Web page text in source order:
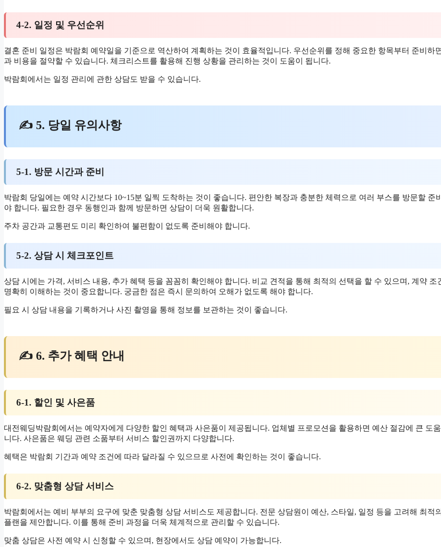
4-2. 일정 및 우선순위
결혼 준비 일정은 박람회 예약일을 기준으로 역산하여 계획하는 것이 효율적입니다. 우선순위를 정해 중요한 항목부터 준비하
과 비용을 절약할 수 있습니다. 체크리스트를 활용해 진행 상황을 관리하는 것이 도움이 됩니다.
박람회에서는 일정 관리에 관한 상담도 받을 수 있습니다.
✍ 5. 당일 유의사항
5-1. 방문 시간과 준비
박람회 당일에는 예약 시간보다 10~15분 일찍 도착하는 것이 좋습니다. 편안한 복장과 충분한 체력으로 여러 부스를 방문할 준
야 합니다. 필요한 경우 동행인과 함께 방문하면 상담이 더욱 원활합니다.
주차 공간과 교통편도 미리 확인하여 불편함이 없도록 준비해야 합니다.
5-2. 상담 시 체크포인트
상담 시에는 가격, 서비스 내용, 추가 혜택 등을 꼼꼼히 확인해야 합니다. 비교 견적을 통해 최적의 선택을 할 수 있으며, 계약 조
명확히 이해하는 것이 중요합니다. 궁금한 점은 즉시 문의하여 오해가 없도록 해야 합니다.
필요 시 상담 내용을 기록하거나 사진 촬영을 통해 정보를 보관하는 것이 좋습니다.
✍ 6. 추가 혜택 안내
6-1. 할인 및 사은품
대전웨딩박람회에서는 예약자에게 다양한 할인 혜택과 사은품이 제공됩니다. 업체별 프로모션을 활용하면 예산 절감에 큰 도
니다. 사은품은 웨딩 관련 소품부터 서비스 할인권까지 다양합니다.
혜택은 박람회 기간과 예약 조건에 따라 달라질 수 있으므로 사전에 확인하는 것이 좋습니다.
6-2. 맞춤형 상담 서비스
박람회에서는 예비 부부의 요구에 맞춘 맞춤형 상담 서비스도 제공합니다. 전문 상담원이 예산, 스타일, 일정 등을 고려해 최적
플랜을 제안합니다. 이를 통해 준비 과정을 더욱 체계적으로 관리할 수 있습니다.
맞춤 상담은 사전 예약 시 신청할 수 있으며, 현장에서도 상담 예약이 가능합니다.